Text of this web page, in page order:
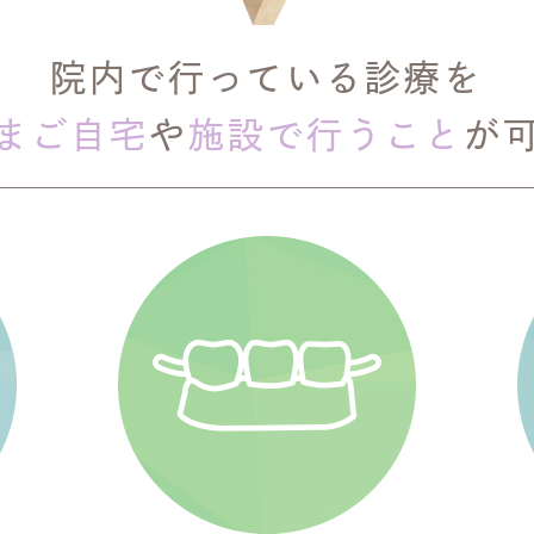
院内で行っている診療を
ご自宅や 施設で行うこと が